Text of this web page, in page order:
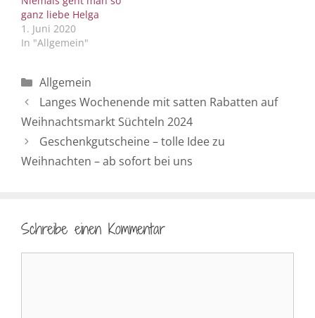
ganz liebe Helga
1. Juni 2020
In "Allgemein"
Kategorien
Allgemein
Langes Wochenende mit satten Rabatten auf
Weihnachtsmarkt Süchteln 2024
Geschenkgutscheine – tolle Idee zu
Weihnachten – ab sofort bei uns
Schreibe einen Kommentar